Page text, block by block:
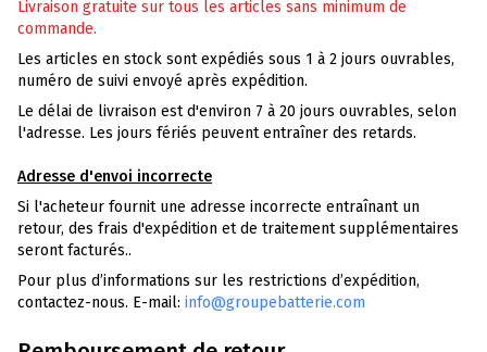
Livraison gratuite sur tous les articles sans minimum de
commande.
Les articles en stock sont expédiés sous 1 à 2 jours ouvrables,
numéro de suivi envoyé après expédition.
Le délai de livraison est d'environ 7 à 20 jours ouvrables, selon
l'adresse. Les jours fériés peuvent entraîner des retards.
Adresse d'envoi incorrecte
Si l'acheteur fournit une adresse incorrecte entraînant un
retour, des frais d'expédition et de traitement supplémentaires
seront facturés..
Pour plus d’informations sur les restrictions d’expédition,
contactez-nous. E-mail: info@groupebatterie.com